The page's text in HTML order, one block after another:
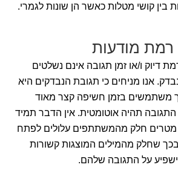
בין קושי מטלות כאשר הן שונות לגמרי.
מודעות
דיוק ו/או זמן תגובה אינם נשלטים
אנו מניחים כי תגובת הנבדקים היא
משתמשים בזמן חשיפה קצר מאוד
התגובה תהיה אוטומטית. אין הדבר תמיד
מטרים חלק מהמשתתפים עלולים לפתח
בכך שחלק מהמילים המוצגות קשורות
על התגובה שלהם.